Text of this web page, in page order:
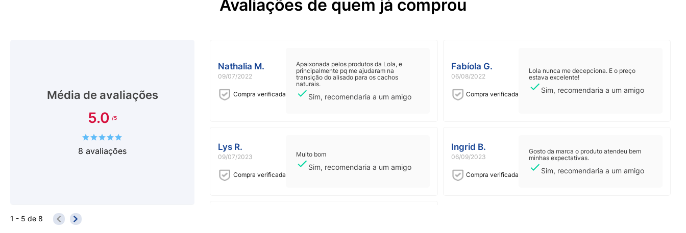
Avaliações de quem já comprou
Média de avaliações
5.0
8 avaliações
Nathalia M.
09/07/2022
Compra verificada
Apaixonada pelos produtos da Lola, e
principalmente pq me ajudaram na
transição do alisado para os cachos
naturais.
Sim, recomendaria a um amigo
Fabíola G.
06/08/2022
Compra verificada
Lola nunca me decepciona. E o preço
estava excelente!
Sim, recomendaria a um amigo
Lys R.
09/07/2023
Compra verificada
Muito bom
Sim, recomendaria a um amigo
Ingrid B.
06/09/2023
Compra verificada
Gosto da marca o produto atendeu bem
minhas expectativas.
Sim, recomendaria a um amigo
1 - 5 de 8